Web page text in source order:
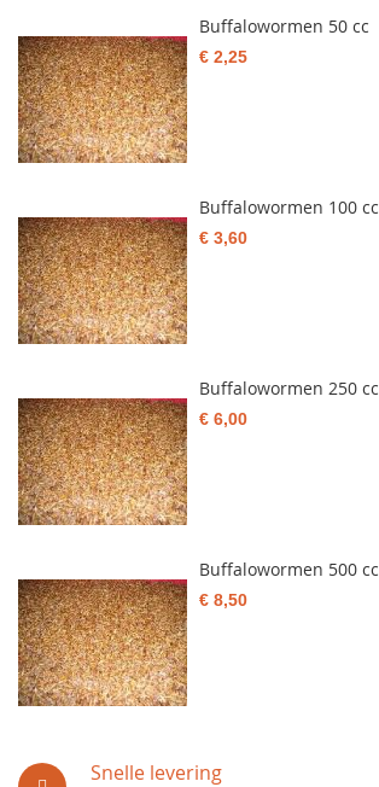
Snelle levering
Buffalowormen 50 cc
€ 2,25
Buffalowormen 100 cc
€ 3,60
Buffalowormen 250 cc
€ 6,00
Buffalowormen 500 cc
€ 8,50